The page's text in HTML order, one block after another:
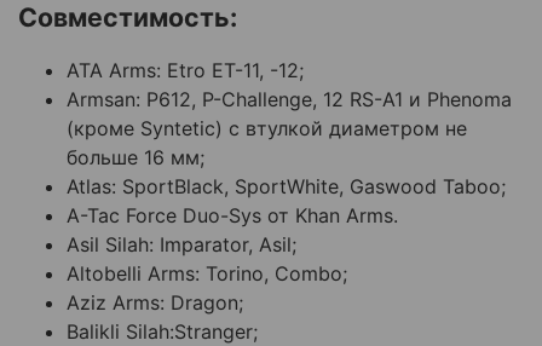
Совместимость:
ATA Arms: Etro ET-11, -12;
Armsan: P612, P-Challenge, 12 RS-A1 и Phenoma
(кроме Syntetic) с втулкой диаметром не
больше 16 мм;
Atlas: SportBlack, SportWhite, Gaswood Taboo;
A-Tac Force Duo-Sys от Khan Arms.
Asil Silah: Imparator, Asil;
Altobelli Arms: Torino, Combo;
Aziz Arms: Dragon;
Balikli Silah:Stranger;